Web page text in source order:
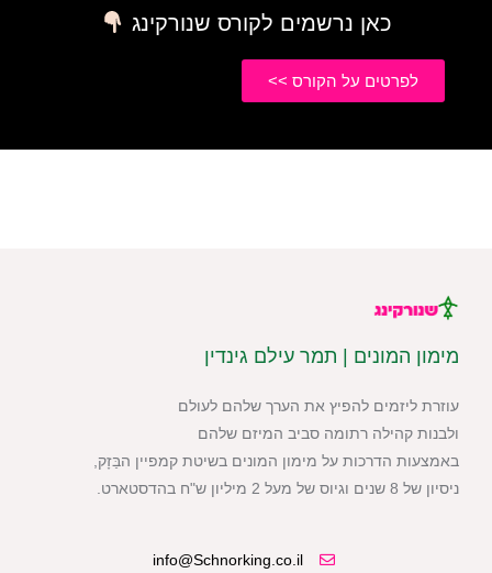
כאן נרשמים לקורס שנורקינג
לפרטים על הקורס >>
מימון המונים | תמר עילם גינדין
עוזרת ליזמים להפיץ את הערך שלהם לעולם
ולבנות קהילה רתומה סביב המיזם שלהם
באמצעות הדרכות על מימון המונים בשיטת קמפיין הבַּזָק,
ניסיון של 8 שנים וגיוס של מעל 2 מיליון ש"ח בהדסטארט.
info@Schnorking.co.il